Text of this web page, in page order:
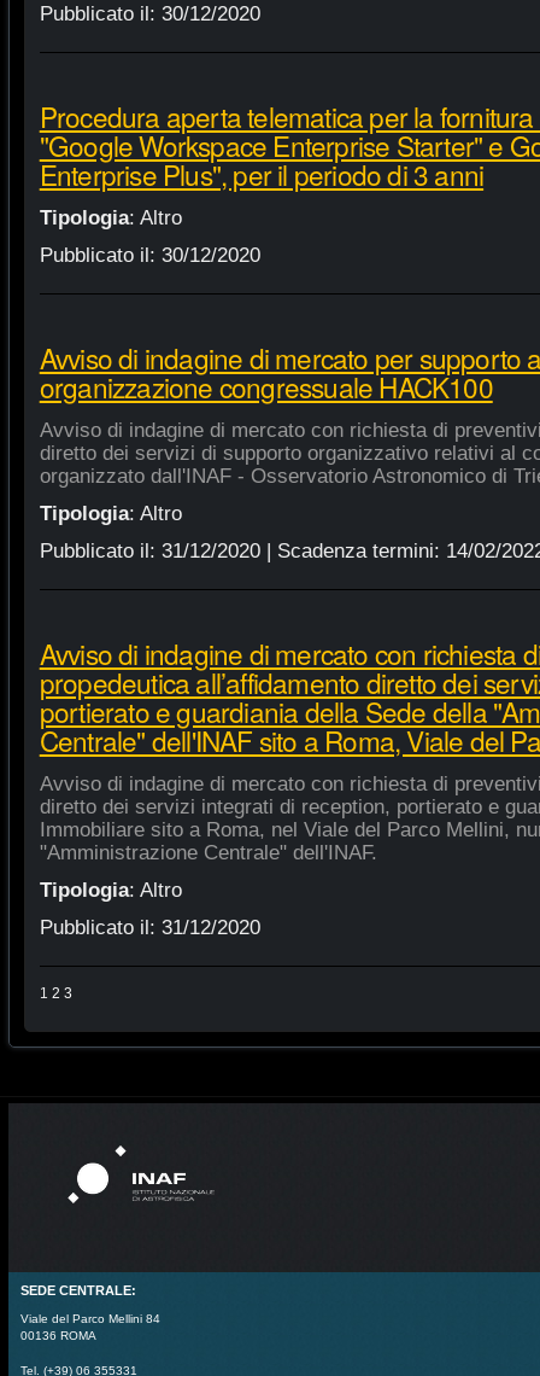
Pubblicato il: 30/12/2020
Procedura aperta telematica per la
"Google Workspace Enterprise Starter" e
Enterprise Plus", per il periodo di 3 anni
Tipologia: Altro
Pubblicato il: 30/12/2020
Avviso di indagine di mercato per supporto
organizzazione congressuale HACK100
Avviso di indagine di mercato con richiesta di
diretto dei servizi di supporto organizzativo relativi al
organizzato dall'INAF - Osservatorio Astronomico di
Tipologia: Altro
Pubblicato il: 31/12/2020| Scadenza termini: 14/02/
Avviso di indagine di mercato con richiesta
propedeutica all’affidamento diretto dei
portierato e guardiania della Sede della
Centrale" dell'INAF sito a Roma, Viale del
Avviso di indagine di mercato con richiesta di
diretto dei servizi integrati di reception, portierato e
Immobiliare sito a Roma, nel Viale del Parco Mellini,
"Amministrazione Centrale" dell'INAF.
Tipologia: Altro
Pubblicato il: 31/12/2020
1 2 3
SEDE CENTRALE:
Viale del Parco Mellini 84
00136 ROMA
Tel. (+39) 06 355331